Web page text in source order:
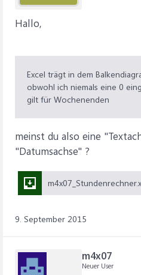
Hallo,
Excel trägt in dem
obwohl ich niemals eine 0
gilt für Wochenenden
meinst du also eine
"Datumsachse" ?
9. September 2015
m4x07
Neuer User